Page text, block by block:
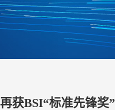
再获BSI“标准先锋奖”